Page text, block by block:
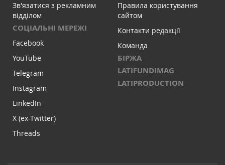
Зв'язатися з рекламним
відділом
СОЦІАЛЬНІ МЕРЕЖІ
Facebook
YouTube
Telegram
Instagram
LinkedIn
X (ex-Twitter)
Threads
Правила користування
сайтом
Контакти редакції
Команда
БІРЖА
LATIFUNDIMAG
LATIPRODUCTION